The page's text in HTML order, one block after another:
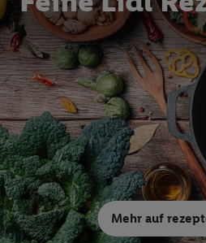
Mehr auf